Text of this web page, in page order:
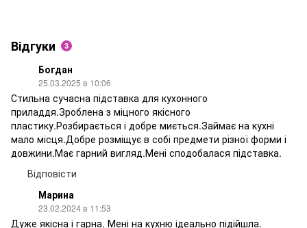
Відгуки 3
Богдан
25.03.2025 в 10:06
Стильна сучасна підставка для кухонного
приладдя.Зроблена з міцного якісного
пластику.Розбирається і добре миється.Займає на кухні
мало місця.Добре розміщує в собі предмети різної форми і
довжини.Має гарний вигляд.Мені сподобалася підставка.
Відповісти
Марина
23.02.2024 в 11:53
Дуже якісна і гарна. Мені на кухню ідеально підійшла.